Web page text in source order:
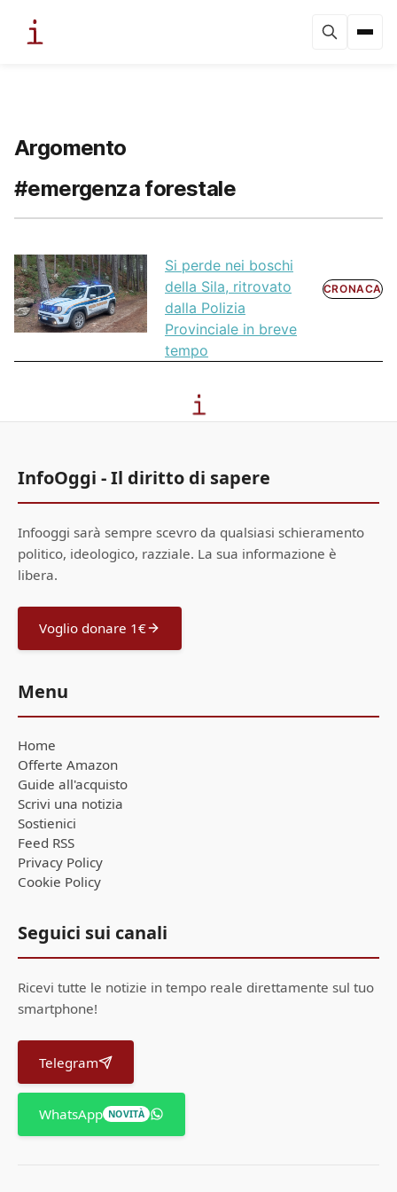
Argomento
#emergenza forestale
Si perde nei boschi
della Sila, ritrovato
dalla Polizia
Provinciale in breve
tempo
CRONACA
InfoOggi - Il diritto di sapere
Infooggi sarà sempre scevro da qualsiasi schieramento
politico, ideologico, razziale. La sua informazione è
libera.
Voglio donare 1€
Menu
Home
Offerte Amazon
Guide all'acquisto
Scrivi una notizia
Sostienici
Feed RSS
Privacy Policy
Cookie Policy
Seguici sui canali
Ricevi tutte le notizie in tempo reale direttamente sul tuo
smartphone!
Telegram
WhatsApp NOVITÀ